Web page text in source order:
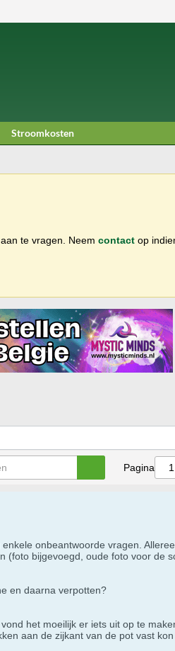
Stroomkosten
te vragen. Neem contact op
Pagina
onbeantwoorde vragen.
bijgevoegd, oude foto voor de
en daarna verpotten?
het moeilijk er iets uit op te
aan de zijkant van de pot vast kon